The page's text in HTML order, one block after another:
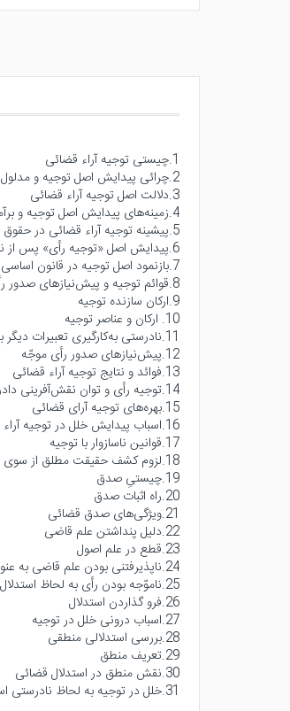
1.چیستی توجیه آراء قضائی
2.چرائی پیدایش اصل توجیه و مدلول آن
3.دلالت اصل توجیه آراء قضائی
4.زمینه‌های پیدایش اصل توجیه و برآمدگاه آن
5.پیشینه توجیه آراء قضائی در حقوق ایران
6.پیدایش اصل «توجیه رأی» پس از نهضت مشروطیت
7.بازنمود اصل توجیه در قانون اساسی نوین ایران
8.قوائم توجیه و پیش‌نیازهای صدور رأی موجه
9.ارکان سازنده توجیه
10. ارکان و عناصر توجیه
11.نادرستی به‌کارگیری تعبیرات دیگر برای توجیه
12.پیش‌نیازهای صدور رأی موجّه
13.فوائد و نتایج توجیه آراء قضائی
14.توجیه رأی و توان نقش‌آفرینی دادرسان
15.بهره‌های توجیه آرای قضائی
16.اسباب پیدایش خلل در توجیه آراء قضائی
17.قوانین ناسازوار با توجیه
18.لزوم کشف حقیقت مطلق از سوی دادگاه
19.چیستیِ صدق
20.راه اثبات صدق
21.ویژگی‌های صدق قضائی
22.دلیل پنداشتن علم قاضی
23.قطع در علم اصول
24.ناپذیرفتنی بودن علم قاضی به عنوان دلیل مستقل
25.ناموّجه بودن رأی به لحاظ استدلال
26.فرو گذاردن استدلال
27.اسباب درونی خلل در توجیه
28.بررسی استدلالی منطقی
29.تعریف منطق
30.نقش منطق در استدلال قضائی
31.خلل در توجیه به لحاظ نادرستی استدلال